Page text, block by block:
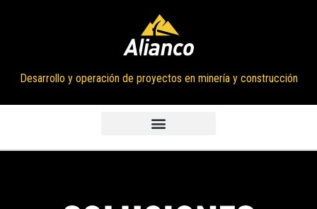
Desarrollo y operación de proyectos en minería y construcción